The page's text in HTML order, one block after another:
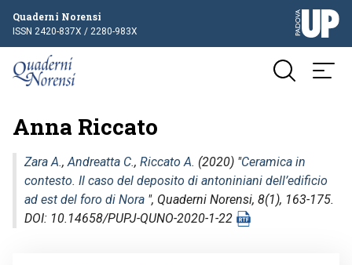
Quaderni Norensi
ISSN 2420-837X / 2280-983X
Anna Riccato
Zara A.,Andreatta C., Riccato A. (2020) "Ceramica in
contesto. Il caso del deposito di antoniniani dell’edificio
ad est del foro di Nora ", Quaderni Norensi, 8(1), 163-175.
DOI: 10.14658/PUPJ-QUNO-2020-1-22